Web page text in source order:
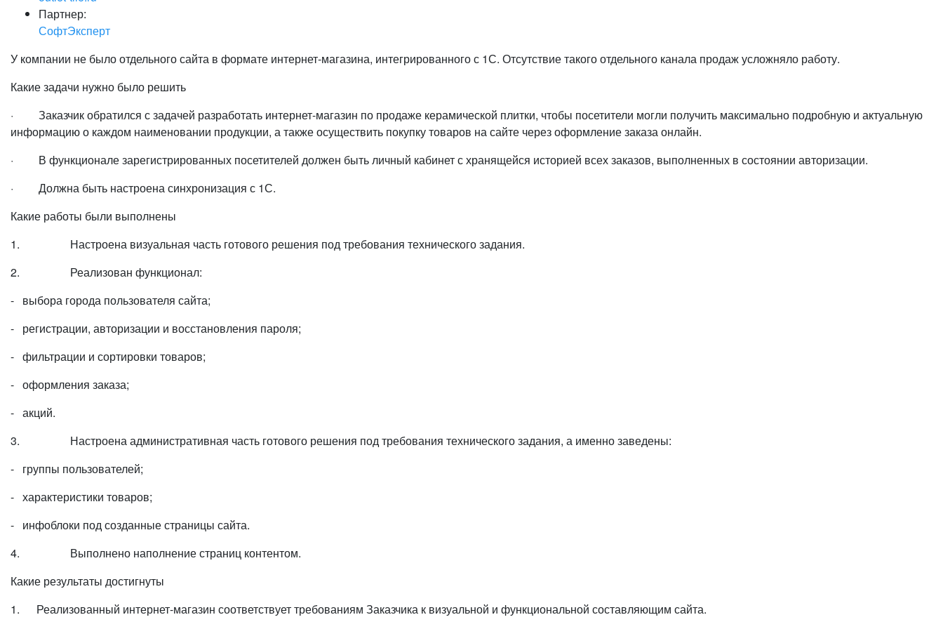
Партнер:
СофтЭксперт
У компании не было отдельного сайта в формате интернет-магазина, интегрированного с 1С. Отсутствие такого отдельного канала продаж усложняло работу.
Какие задачи нужно было решить
· Заказчик обратился с задачей разработать интернет-магазин по продаже керамической плитки, чтобы посетители могли получить максимально подробную и актуальную
информацию о каждом наименовании продукции, а также осуществить покупку товаров на сайте через оформление заказа онлайн.
· В функционале зарегистрированных посетителей должен быть личный кабинет с хранящейся историей всех заказов, выполненных в состоянии авторизации.
· Должна быть настроена синхронизация с 1С.
Какие работы были выполнены
1. Настроена визуальная часть готового решения под требования технического задания.
2. Реализован функционал:
- выбора города пользователя сайта;
- регистрации, авторизации и восстановления пароля;
- фильтрации и сортировки товаров;
- оформления заказа;
- акций.
3. Настроена административная часть готового решения под требования технического задания, а именно заведены:
- группы пользователей;
- характеристики товаров;
- инфоблоки под созданные страницы сайта.
4. Выполнено наполнение страниц контентом.
Какие результаты достигнуты
1. Реализованный интернет-магазин соответствует требованиям Заказчика к визуальной и функциональной составляющим сайта.